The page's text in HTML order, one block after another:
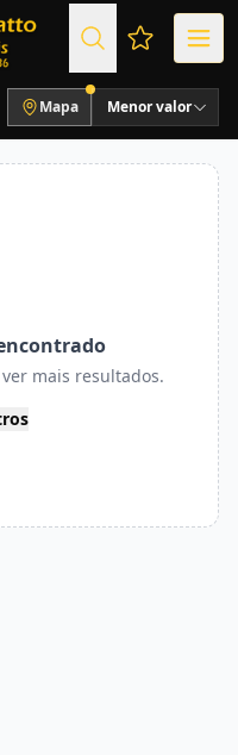
Favoritos
Mapa Menor valor
mais resultados.